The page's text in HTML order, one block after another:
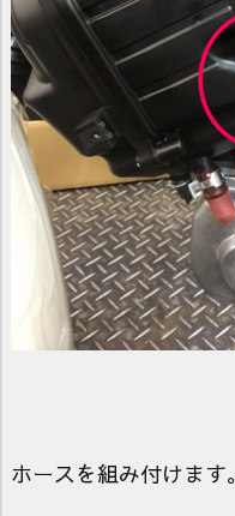
ホースを組み付けます。